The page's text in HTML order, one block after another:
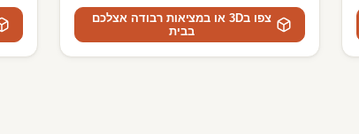
צפו ב3D או במציאות רבודה אצלכם
בבית